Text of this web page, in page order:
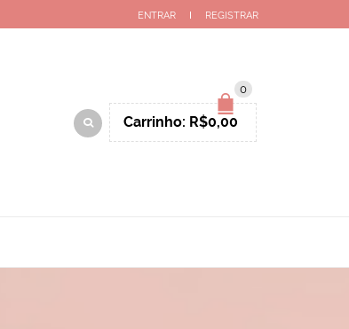
ENTRAR REGISTRAR
0
Carrinho: R$0,00